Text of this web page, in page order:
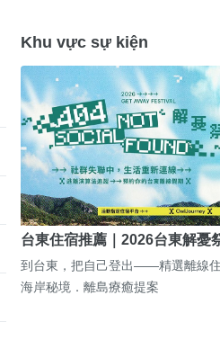
Khu vực sự kiện
台東住宿推薦｜2026台東解憂
到台東，把自己登出——精選離線
海岸秘境．離島療癒提案